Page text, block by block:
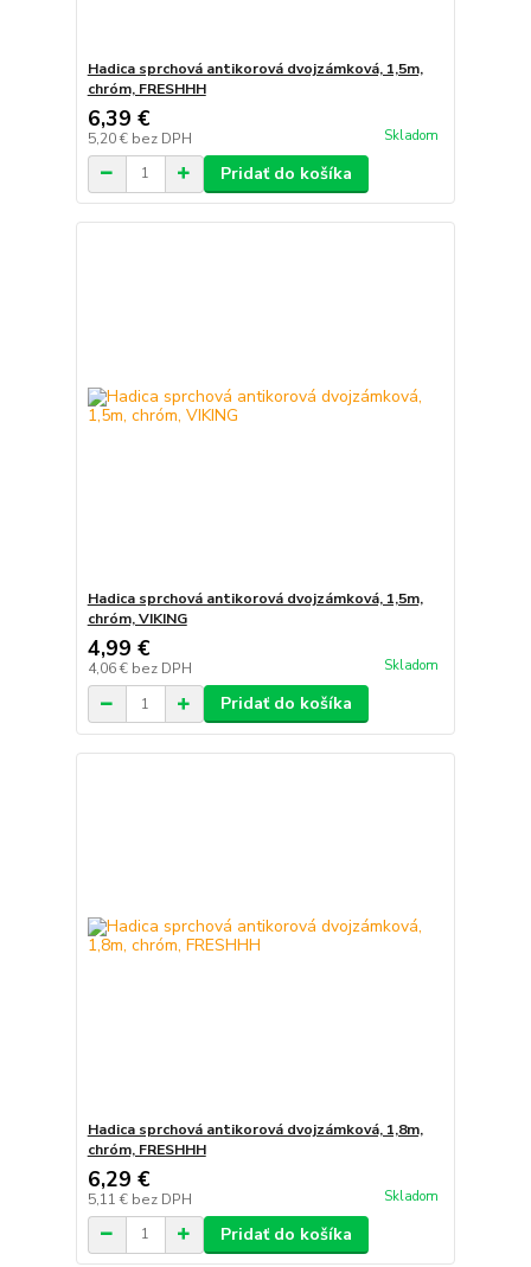
Hadica sprchová antikorová dvojzámková, 1,5m,
chróm, FRESHHH
6,39 €
5,20 € bez DPH Skladom
Pridať do košíka
Hadica sprchová antikorová dvojzámková, 1,5m,
chróm, VIKING
4,99 €
4,06 € bez DPH Skladom
Pridať do košíka
Hadica sprchová antikorová dvojzámková, 1,8m,
chróm, FRESHHH
6,29 €
5,11 € bez DPH Skladom
Pridať do košíka